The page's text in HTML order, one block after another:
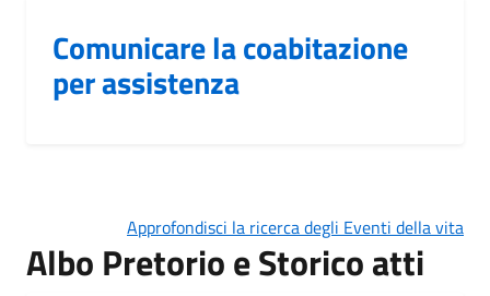
Comunicare la coabitazione
per assistenza
Approfondisci la ricerca degli Eventi della vita
Albo Pretorio e Storico atti